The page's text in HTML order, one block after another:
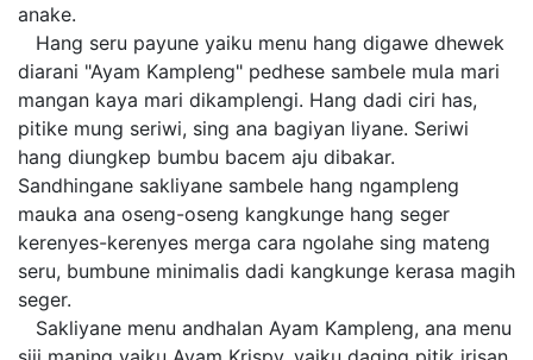
anake.
Hang seru payune yaiku menu hang digawe dhewek
diarani "Ayam Kampleng" pedhese sambele mula mari
mangan kaya mari dikamplengi. Hang dadi ciri has,
pitike mung seriwi, sing ana bagiyan liyane. Seriwi
hang diungkep bumbu bacem aju dibakar.
Sandhingane sakliyane sambele hang ngampleng
mauka ana oseng-oseng kangkunge hang seger
kerenyes-kerenyes merga cara ngolahe sing mateng
seru, bumbune minimalis dadi kangkunge kerasa magih
seger.
Sakliyane menu andhalan Ayam Kampleng, ana menu